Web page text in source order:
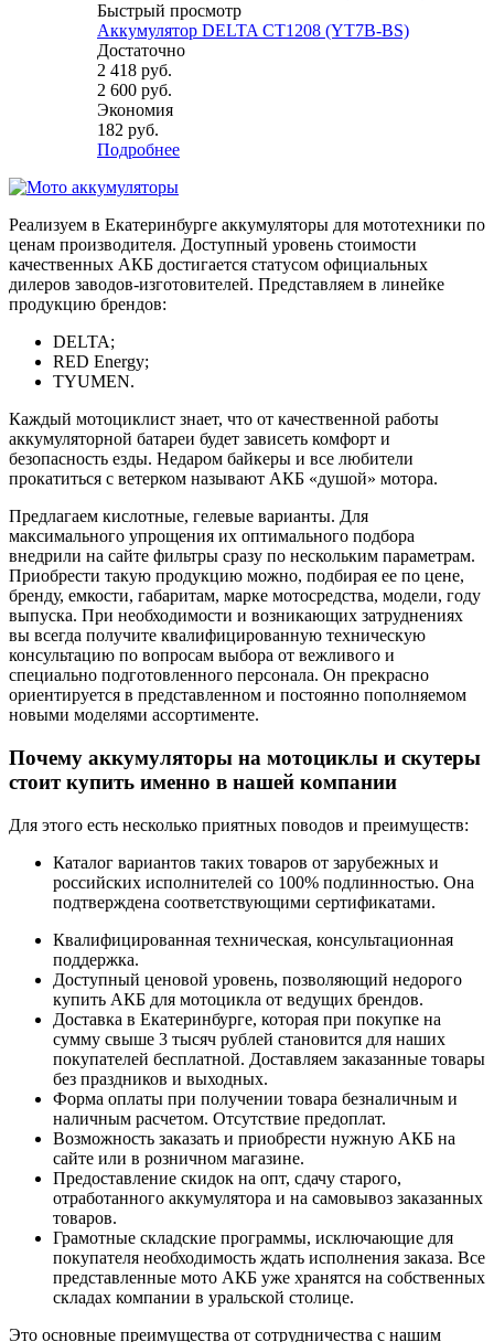
Быстрый просмотр
Аккумулятор DELTA СТ1208 (YT7B-BS)
Достаточно
2 418 руб.
2 600 руб.
Экономия
182 руб.
Подробнее
Реализуем в Екатеринбурге аккумуляторы для мототехники по
ценам производителя. Доступный уровень стоимости
качественных АКБ достигается статусом официальных
дилеров заводов-изготовителей. Представляем в линейке
продукцию брендов:
DELTA;
RED Energy;
TYUMEN.
Каждый мотоциклист знает, что от качественной работы
аккумуляторной батареи будет зависеть комфорт и
безопасность езды. Недаром байкеры и все любители
прокатиться с ветерком называют АКБ «душой» мотора.
Предлагаем кислотные, гелевые варианты. Для
максимального упрощения их оптимального подбора
внедрили на сайте фильтры сразу по нескольким параметрам.
Приобрести такую продукцию можно, подбирая ее по цене,
бренду, емкости, габаритам, марке мотосредства, модели, году
выпуска. При необходимости и возникающих затруднениях
вы всегда получите квалифицированную техническую
консультацию по вопросам выбора от вежливого и
специально подготовленного персонала. Он прекрасно
ориентируется в представленном и постоянно пополняемом
новыми моделями ассортименте.
Почему аккумуляторы на мотоциклы и скутеры
стоит купить именно в нашей компании
Для этого есть несколько приятных поводов и преимуществ:
Каталог вариантов таких товаров от зарубежных и
российских исполнителей со 100% подлинностью. Она
подтверждена соответствующими сертификатами.
Квалифицированная техническая, консультационная
поддержка.
Доступный ценовой уровень, позволяющий недорого
купить АКБ для мотоцикла от ведущих брендов.
Доставка в Екатеринбурге, которая при покупке на
сумму свыше 3 тысяч рублей становится для наших
покупателей бесплатной. Доставляем заказанные товары
без праздников и выходных.
Форма оплаты при получении товара безналичным и
наличным расчетом. Отсутствие предоплат.
Возможность заказать и приобрести нужную АКБ на
сайте или в розничном магазине.
Предоставление скидок на опт, сдачу старого,
отработанного аккумулятора и на самовывоз заказанных
товаров.
Грамотные складские программы, исключающие для
покупателя необходимость ждать исполнения заказа. Все
представленные мото АКБ уже хранятся на собственных
складах компании в уральской столице.
Это основные преимущества от сотрудничества с нашим